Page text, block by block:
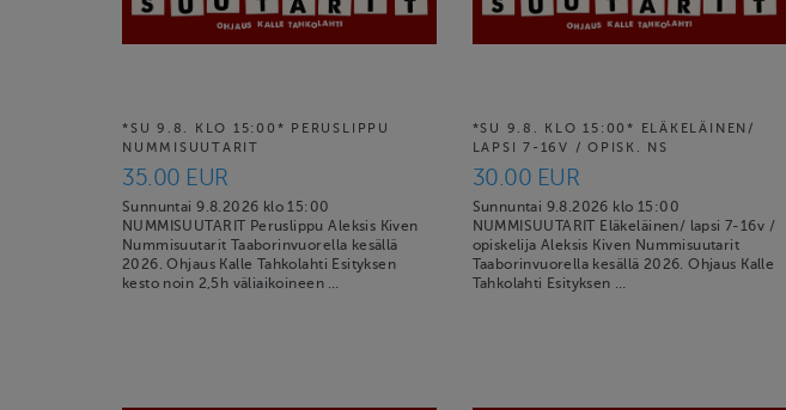
*SU 9.8. KLO 15:00* PERUSLIPPU
NUMMISUUTARIT
35.00 EUR
Sunnuntai 9.8.2026 klo 15:00
NUMMISUUTARIT Peruslippu Aleksis Kiven
Nummisuutarit Taaborinvuorella kesällä
2026. Ohjaus Kalle Tahkolahti Esityksen
kesto noin 2,5h väliaikoineen …
*SU 9.8. KLO 15:00* ELÄKELÄINEN/
LAPSI 7-16V / OPISK. NS
30.00 EUR
Sunnuntai 9.8.2026 klo 15:00
NUMMISUUTARIT Eläkeläinen/ lapsi 7-16v /
opiskelija Aleksis Kiven Nummisuutarit
Taaborinvuorella kesällä 2026. Ohjaus Kalle
Tahkolahti Esityksen …